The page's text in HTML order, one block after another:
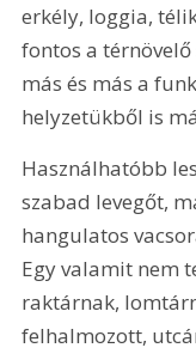
erkély, loggia,
fontos a térnövelő
más és más a
helyzetükből is
Használhatóbb
szabad levegőt,
hangulatos
Egy valamit nem
raktárnak,
felhalmozott,